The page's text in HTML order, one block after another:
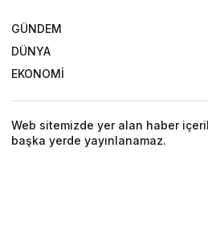
GÜNDEM
DÜNYA
EKONOMİ
Web sitemizde yer alan haber
başka yerde yayınlanamaz.